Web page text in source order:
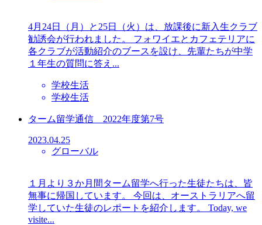
4月24日（月）と25日（火）は、放課後に新入生クラブ
勧誘会が行われました。 フォワイエとカフェテリアに
各クラブが活動紹介のブースを設け、先輩たちが中学
１年生の質問に答え...
学校生活
学校生活
ターム留学通信 2022年度第7号
2023.04.25
グローバル
１月より３か月間ターム留学へ行った生徒たちは、皆
無事に帰国しています。 今回は、オーストラリアへ留
学していた生徒のレポートを紹介します。 Today, we
visite...